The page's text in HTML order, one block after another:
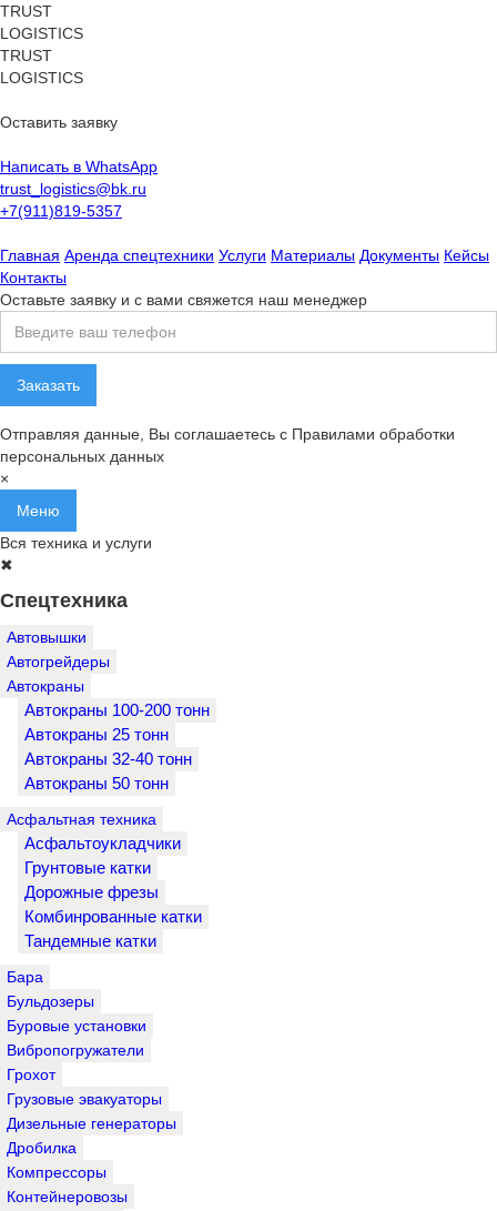
TRUST
LOGISTICS
TRUST
LOGISTICS
Оставить заявку
Написать в WhatsApp
trust_logistics@bk.ru
+7(911)819-5357
Главная Аренда спецтехники Услуги Материалы Документы Кейсы
Контакты
Оставьте заявку и с вами свяжется наш менеджер
Отправляя данные, Вы соглашаетесь с Правилами обработки
персональных данных
×
Меню
Вся техника и услуги
✖
Спецтехника
Автовышки
Автогрейдеры
Автокраны
Автокраны 100-200 тонн
Автокраны 25 тонн
Автокраны 32-40 тонн
Автокраны 50 тонн
Асфальтная техника
Асфальтоукладчики
Грунтовые катки
Дорожные фрезы
Комбинрованные катки
Тандемные катки
Бара
Бульдозеры
Буровые установки
Вибропогружатели
Грохот
Грузовые эвакуаторы
Дизельные генераторы
Дробилка
Компрессоры
Контейнеровозы